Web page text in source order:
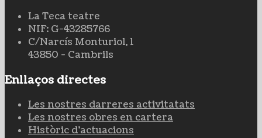
La Teca teatre
NIF: G-43285766
C/Narcís Monturiol, 1
43850 - Cambrils
Enllaços directes
Les nostres darreres activitatats
Les nostres obres en cartera
Històric d'actuacions